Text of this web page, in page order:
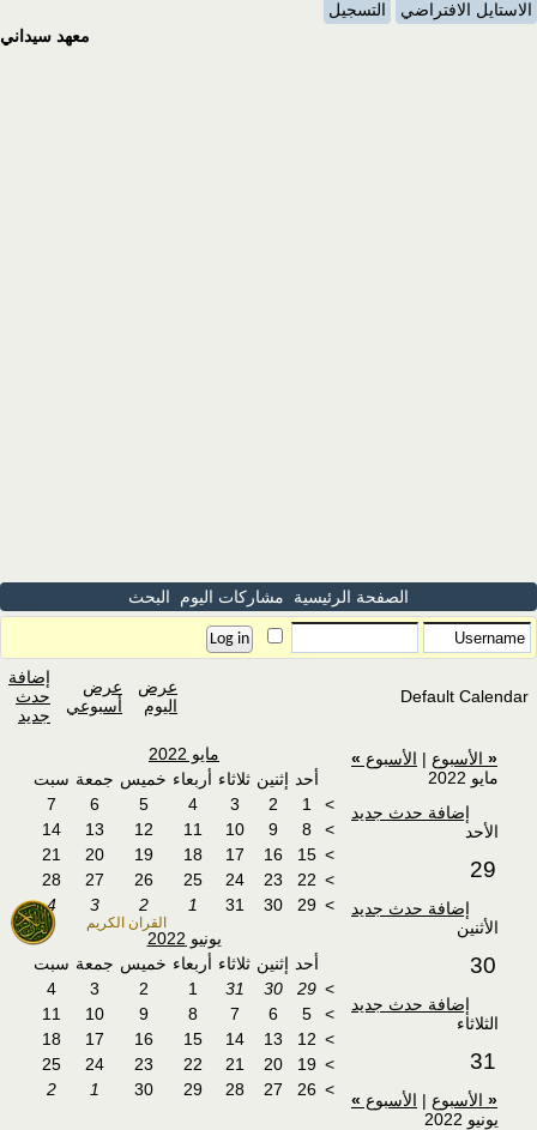
القران الكريم
الاستايل الافتراضي
التسجيل
معهد سيداني
الصفحة الرئيسية مشاركات اليوم البحث
Default Calendar
عرض
اليوم
عرض
أسبوعي
إضافة
حدث
جديد
« الأسبوع | الأسبوع »
مايو 2022
إضافة حدث جديد
الأحد
29
إضافة حدث جديد
الأثنين
30
إضافة حدث جديد
الثلاثاء
31
« الأسبوع | الأسبوع »
يونيو 2022
مايو 2022
أحد إثنين ثلاثاء أربعاء خميس جمعة سبت
>
1
2
3
4
5
6
7
>
8
9
10
11
12
13
14
>
15
16
17
18
19
20
21
>
22
23
24
25
26
27
28
>
29
30
31
1
2
3
4
يونيو 2022
أحد إثنين ثلاثاء أربعاء خميس جمعة سبت
>
29
30
31
1
2
3
4
>
5
6
7
8
9
10
11
>
12
13
14
15
16
17
18
>
19
20
21
22
23
24
25
>
26
27
28
29
30
1
2